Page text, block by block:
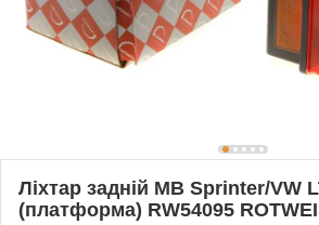
Ліхтар задній MB Sprinter/VW
(платформа) RW54095